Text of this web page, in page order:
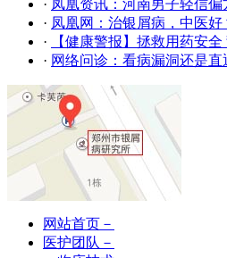
· 凤凰资讯：河南男子轻信
· 凤凰网：治银屑病，中医
·
【健康警报】拯救用药安
· 网络问诊：看病漏洞还是直
网站首页－
医护团队－